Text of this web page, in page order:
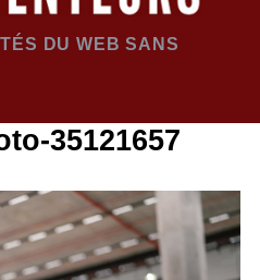
DU WEB SANS
35121657